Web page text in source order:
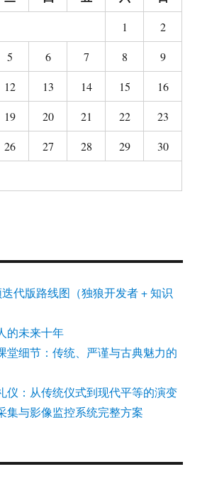
1
2
5 6 7 8
9
12 13 14 15
16
19 20 21 22
23
26 27 28 29
30
迭代版路线图（独狼开发者 + 知识
的未来十年
堂细节：传统、严谨与古典魅力的
仪：从传统仪式到现代平等的演变
集与影像监控系统完整方案